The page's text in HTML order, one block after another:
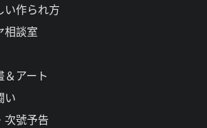
い作られ方
相談室
アート
い
次號予告